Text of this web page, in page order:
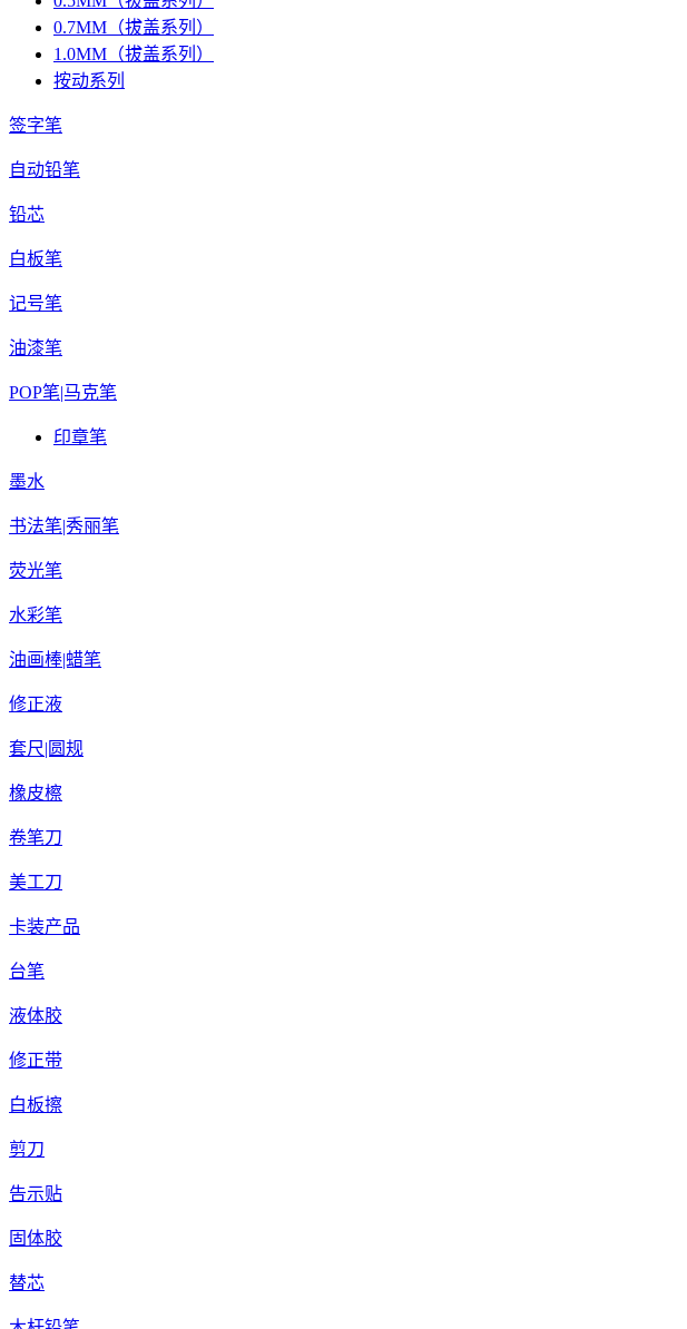
0.7MM（拔盖系列）
1.0MM（拔盖系列）
按动系列
签字笔
自动铅笔
铅芯
白板笔
记号笔
油漆笔
POP笔|马克笔
印章笔
墨水
书法笔|秀丽笔
荧光笔
水彩笔
油画棒|蜡笔
修正液
套尺|圆规
橡皮檫
卷笔刀
美工刀
卡装产品
台笔
液体胶
修正带
白板擦
剪刀
告示贴
固体胶
替芯